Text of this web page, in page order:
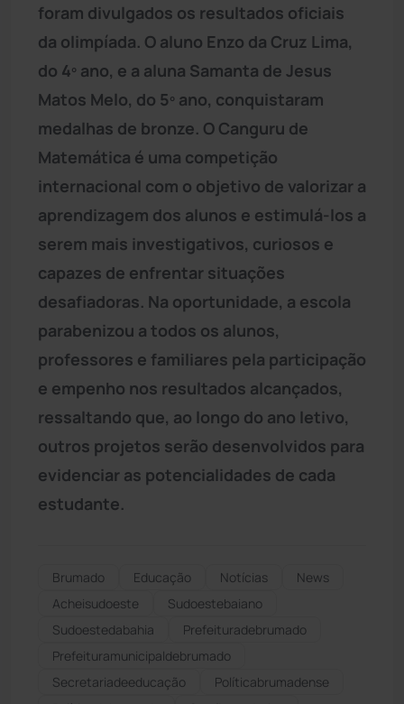
foram divulgados os resultados oficiais
da olimpíada. O aluno Enzo da Cruz Lima,
do 4º ano, e a aluna Samanta de Jesus
Matos Melo, do 5º ano, conquistaram
medalhas de bronze. O Canguru de
Matemática é uma competição
internacional com o objetivo de valorizar a
aprendizagem dos alunos e estimulá-los a
serem mais investigativos, curiosos e
capazes de enfrentar situações
desafiadoras. Na oportunidade, a escola
parabenizou a todos os alunos,
professores e familiares pela participação
e empenho nos resultados alcançados,
ressaltando que, ao longo do ano letivo,
outros projetos serão desenvolvidos para
evidenciar as potencialidades de cada
estudante.
Brumado Educação Notícias
News
Acheisudoeste
Sudoestebaiano
Sudoestedabahia
Prefeituradebrumado
Prefeituramunicipaldebrumado
Secretariadeeducação
Políticabrumadense